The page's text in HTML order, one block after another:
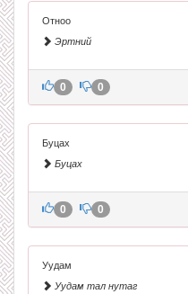
Отноо
Эртний
0 0
Буцах
Буцах
0 0
Уудам
Уудам тал нутаг